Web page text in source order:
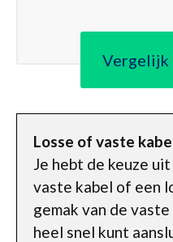
Vergelijk
Losse of vaste
Je hebt de keuze
vaste kabel of een
gemak van de
heel snel kunt